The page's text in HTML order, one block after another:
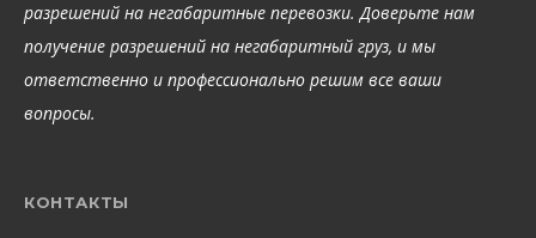
разрешений на негабаритные перевозки. Доверьте нам
получение разрешений на негабаритный груз, и мы
ответственно и профессионально решим все ваши
вопросы.
КОНТАКТЫ